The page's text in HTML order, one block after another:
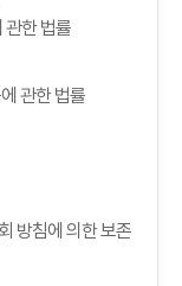
관한 법률
관한 법률
방침에 의한 보존